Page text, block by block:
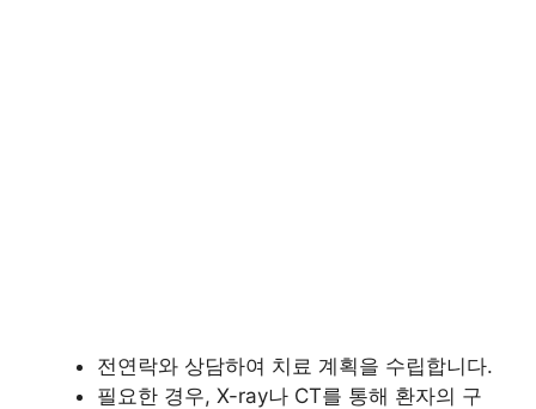
전연락와 상담하여 치료 계획을 수립합니다.
필요한 경우, X-ray나 CT를 통해 환자의 구